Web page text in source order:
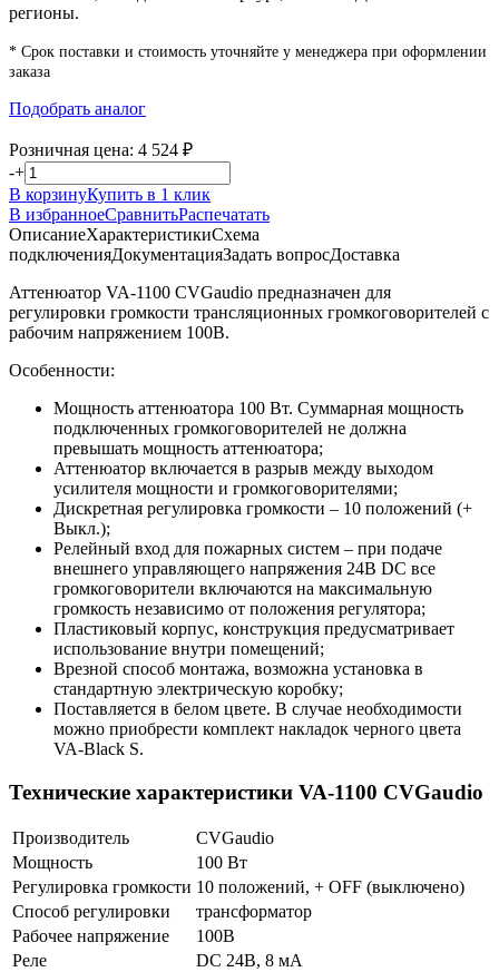
регионы.
* Срок поставки и стоимость уточняйте у менеджера при оформлении
заказа
Подобрать аналог
Розничная цена: 4 524 ₽
-+
В корзинуКупить в 1 клик
В избранноеСравнитьРаспечатать
ОписаниеХарактеристикиСхема
подключенияДокументацияЗадать вопросДоставка
Аттенюатор VA-1100 CVGaudio предназначен для
регулировки громкости трансляционных громкоговорителей с
рабочим напряжением 100В.
Особенности:
Мощность аттенюатора 100 Вт. Суммарная мощность
подключенных громкоговорителей не должна
превышать мощность аттенюатора;
Аттенюатор включается в разрыв между выходом
усилителя мощности и громкоговорителями;
Дискретная регулировка громкости – 10 положений (+
Выкл.);
Релейный вход для пожарных систем – при подаче
внешнего управляющего напряжения 24В DC все
громкоговорители включаются на максимальную
громкость независимо от положения регулятора;
Пластиковый корпус, конструкция предусматривает
использование внутри помещений;
Врезной способ монтажа, возможна установка в
стандартную электрическую коробку;
Поставляется в белом цвете. В случае необходимости
можно приобрести комплект накладок черного цвета
VA-Black S.
Технические характеристики VA-1100 CVGaudio
Производитель
CVGaudio
Мощность
100 Вт
Регулировка громкости 10 положений, + OFF (выключено)
Способ регулировки
трансформатор
Рабочее напряжение
100В
Реле
DC 24В, 8 мА